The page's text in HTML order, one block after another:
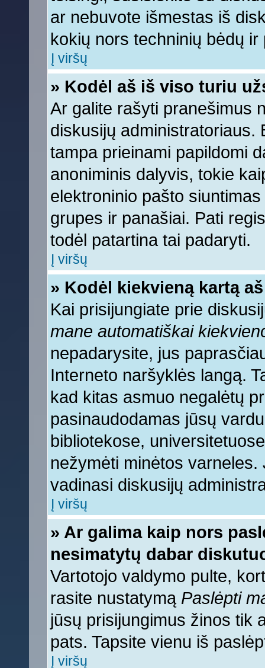
ar nebuvote išmestas iš
kokių nors techninių bėdų
Į viršų
» Kodėl aš iš viso turiu
Ar galite rašyti pranešimus
diskusijų administratoriaus.
tampa prieinami papildomi
anoniminis dalyvis, tokie
elektroninio pašto
grupes ir panašiai. Pati
todėl patartina tai padaryti.
Į viršų
» Kodėl kiekvieną kartą
Kai prisijungiate prie
mane automatiškai
nepadarysite, jus
Interneto naršyklės langą.
kad kitas asmuo negalėtų
pasinaudodamas jūsų
bibliotekose,
nežymėti minėtos
vadinasi diskusijų
Į viršų
» Ar galima kaip nors
nesimatytų dabar
Vartotojo valdymo pulte,
rasite nustatymą Paslėpti
jūsų prisijungimus žinos tik
pats. Tapsite vienu iš
Į viršų